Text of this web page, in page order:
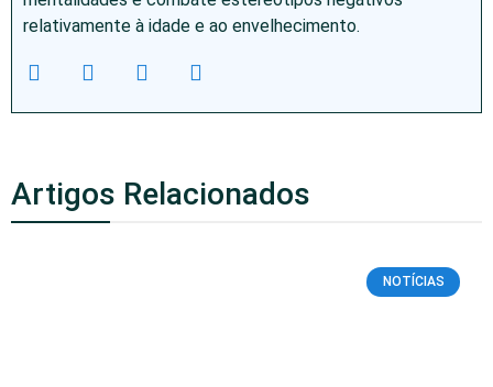
relativamente à idade e ao envelhecimento.
Artigos Relacionados
NOTÍCIAS